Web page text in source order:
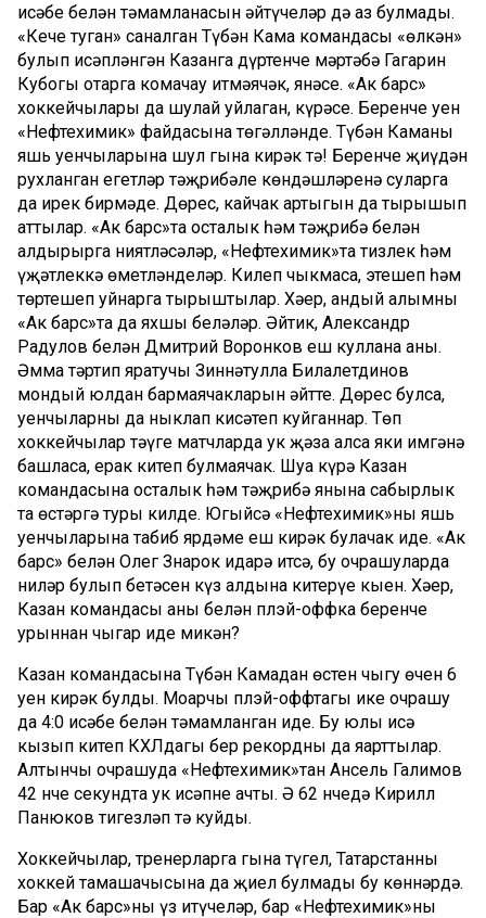
исәбе белән тәмамланасын әйтүчеләр дә аз булмады.
«Кече туган» саналган Түбән Кама командасы «өлкән»
булып исәпләнгән Казанга дүртенче мәртәбә Гагарин
Кубогы отарга комачау итмәячәк, янәсе. «Ак барс»
хоккейчылары да шулай уйлаган, күрәсең. Беренче уен
«Нефтехимик» файдасына төгәлләнде. Түбән Каманың
яшь уенчыларына шул гына кирәк тә! Беренче җиңүдән
рухланган егетләр тәҗрибәле көндәшләренә суларга
да ирек бирмәде. Дөрес, кайчак артыгын да тырышып
аттылар. «Ак барс»та осталык һәм тәҗрибә белән
алдырырга ниятләсәләр, «Нефтехимик»та тизлек һәм
үҗәтлеккә өметләнделәр. Килеп чыкмаса, этешеп һәм
төртешеп уйнарга тырыштылар. Хәер, андый алымны
«Ак барс»та да яхшы беләләр. Әйтик, Александр
Радулов белән Дмитрий Воронков еш куллана аны.
Әмма тәртип яратучы Зиннәтулла Билалетдинов
мондый юлдан бармаячакларын әйтте. Дөрес булса,
уенчыларны да ныклап кисәтеп куйганнар. Төп
хоккейчылар тәүге матчларда ук җәза алса яки имгәнә
башласа, ерак китеп булмаячак. Шуңа күрә Казан
командасына осталык һәм тәҗрибә янына сабырлык
та өстәргә туры килде. Югыйсә «Нефтехимик»ның яшь
уенчыларына табиб ярдәме еш кирәк булачак иде. «Ак
барс» белән Олег Знарок идарә итсә, бу очрашуларда
ниләр булып бетәсен күз алдына китерүе кыен. Хәер,
Казан командасы аның белән плэй-оффка беренче
урыннан чыгар иде микән?
Казан командасына Түбән Камадан өстен чыгу өчен 6
уен кирәк булды. Моңарчы плэй-оффтагы ике очрашу
да 4:0 исәбе белән тәмамланган иде. Бу юлы исә
кызып китеп КХЛдагы бер рекордны да яңарттылар.
Алтынчы очрашуда «Нефтехимик»тан Ансель Галимов
42 нче секундта ук исәпне ачты. Ә 62 нчедә Кирилл
Панюков тигезләп тә куйды.
Хоккейчылар, тренерларга гына түгел, Татарстанның
хоккей тамашачысына да җиңел булмады бу көннәрдә.
Бар «Ак барс»ны үз итүчеләр, бар «Нефтехимик»ны